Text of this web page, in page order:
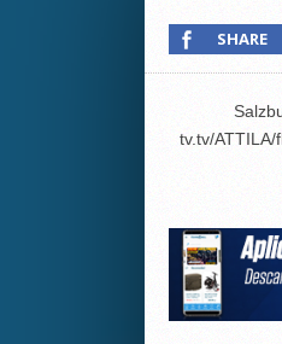
SHARE
tv.tv/ATTILA/